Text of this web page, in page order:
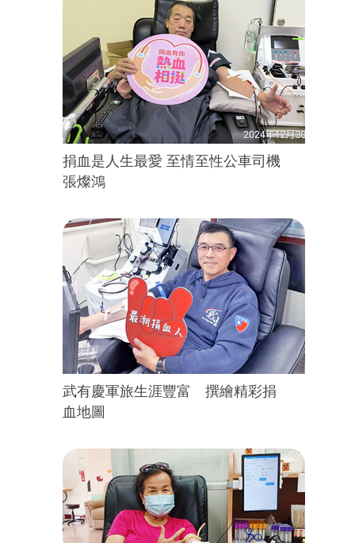
捐血是人生最愛 至情至性公車司機
張燦鴻
武有慶軍旅生涯豐富 撰繪精彩捐
血地圖